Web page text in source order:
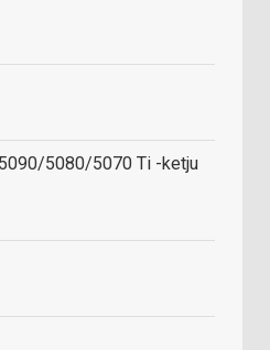
5090/5080/5070 Ti -ketju